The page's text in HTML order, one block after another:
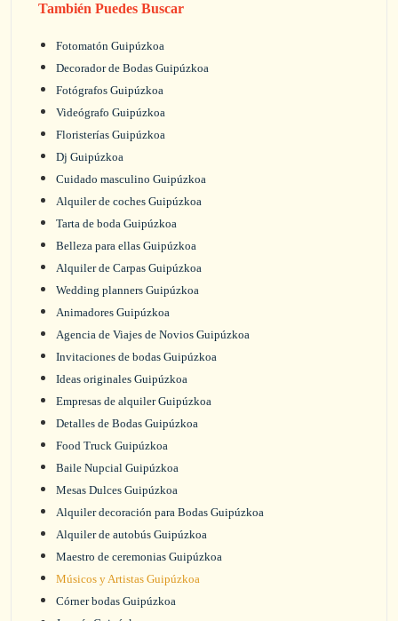
También Puedes Buscar
Fotomatón Guipúzkoa
Decorador de Bodas Guipúzkoa
Fotógrafos Guipúzkoa
Videógrafo Guipúzkoa
Floristerías Guipúzkoa
Dj Guipúzkoa
Cuidado masculino Guipúzkoa
Alquiler de coches Guipúzkoa
Tarta de boda Guipúzkoa
Belleza para ellas Guipúzkoa
Alquiler de Carpas Guipúzkoa
Wedding planners Guipúzkoa
Animadores Guipúzkoa
Agencia de Viajes de Novios Guipúzkoa
Invitaciones de bodas Guipúzkoa
Ideas originales Guipúzkoa
Empresas de alquiler Guipúzkoa
Detalles de Bodas Guipúzkoa
Food Truck Guipúzkoa
Baile Nupcial Guipúzkoa
Mesas Dulces Guipúzkoa
Alquiler decoración para Bodas Guipúzkoa
Alquiler de autobús Guipúzkoa
Maestro de ceremonias Guipúzkoa
Músicos y Artistas Guipúzkoa
Córner bodas Guipúzkoa